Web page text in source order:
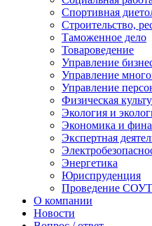
Спортивная
Строительство,
Таможенное дело
Товароведение
Управление
Управление
Управление
Физическая
Экология и
Экономика и
Экспертная
Энергетика
Юриспруденция
Проведение СОУТ
О компании
Новости